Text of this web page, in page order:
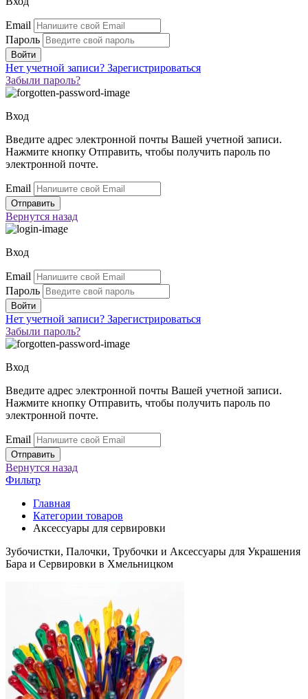
Email
Пароль
Нет учетной записи? Зарегистрироваться
Забыли пароль?
Вход
Введите адрес электронной почты Вашей учетной записи.
Нажмите кнопку Отправить, чтобы получить пароль по
электронной почте.
Email
Вернутся назад
Вход
Email
Пароль
Нет учетной записи? Зарегистрироваться
Забыли пароль?
Вход
Введите адрес электронной почты Вашей учетной записи.
Нажмите кнопку Отправить, чтобы получить пароль по
электронной почте.
Email
Вернутся назад
Фильтр
Главная
Категории товаров
Аксессуары для сервировки
Зубочистки, Палочки, Трубочки и Аксессуары для Украшения
Бара и Сервировки в Хмельницком